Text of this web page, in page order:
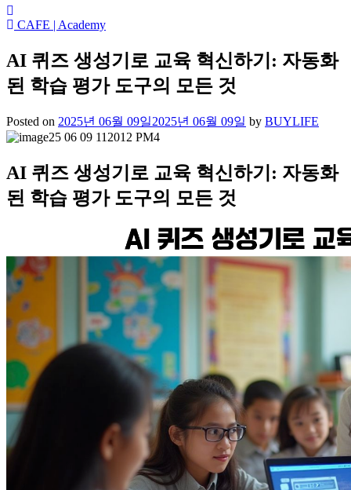
CAFE | Academy
AI 퀴즈 생성기로 교육 혁신하기: 자동화
된 학습 평가 도구의 모든 것
Posted on 2025년 06월 09일2025년 06월 09일 by BUYLIFE
AI 퀴즈 생성기로 교육 혁신하기: 자동화
된 학습 평가 도구의 모든 것